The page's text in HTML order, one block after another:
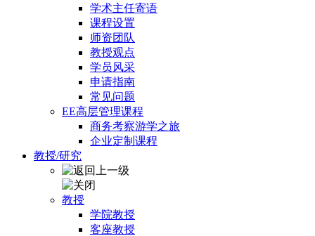
学术主任寄语
课程设置
师资团队
教授观点
学员风采
申请指南
常见问题
EE高层管理课程
商务考察游学之旅
企业定制课程
教授/研究
教授
学院教授
客座教授